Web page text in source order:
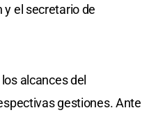
y el secretario de
alcances del
gestiones. Ante